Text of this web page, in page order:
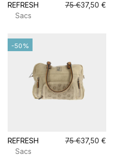
REFRESH 75 €37,50 €
Sacs
REFRESH 75 €37,50 €
Sacs
-50%